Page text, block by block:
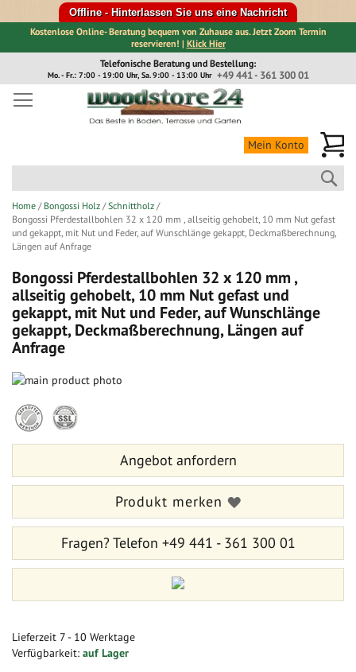
Offline - Hinterlassen Sie uns eine Nachricht
Kostenlose Online- Beratung bequem von Zuhause aus. Jetzt Zoom Termin
reservieren! | Klick Hier
Inhalt
Telefonische Beratung und Bestellung:
+49 441 - 361 300 01
Mo. - Fr.: 7:00 - 19:00 Uhr, Sa. 9:00 - 13:00 Uhr
Mein Konto
Home Bongossi Holz
Schnittholz
Bongossi Pferdestallbohlen 32 x 120 mm , allseitig gehobelt, 10 mm Nut gefast
und gekappt, mit Nut und Feder, auf Wunschlänge gekappt, Deckmaßberechnung,
Längen auf Anfrage
Bongossi Pferdestallbohlen 32 x 120 mm ,
allseitig gehobelt, 10 mm Nut gefast und
gekappt, mit Nut und Feder, auf Wunschlänge
gekappt, Deckmaßberechnung, Längen auf
Anfrage
Lieferzeit 7 - 10 Werktage
Verfügbarkeit: auf Lager
Zum
der
Bildergalerie
springen
Anfang
der
Bildergalerie
Angebot anfordern
Produkt merken
Fragen?Telefon +49 441 - 361 300 01